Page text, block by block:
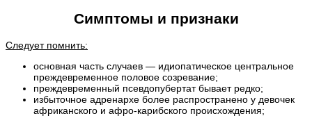
Симптомы и признаки
Следует помнить:
основная часть случаев — идиопатическое центральное
преждевременное половое созревание;
преждевременный псевдопубертат бывает редко;
избыточное адренархе более распространено у девочек
африканского и афро-карибского происхождения;